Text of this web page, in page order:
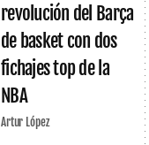
revolución del Barça
de basket con dos
fichajes top de la
NBA
Artur López